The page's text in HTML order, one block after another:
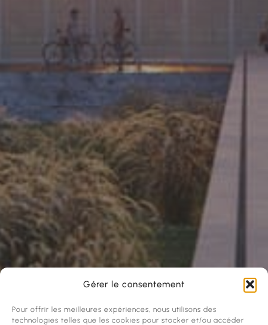
Gérer le consentement
Pour offrir les meilleures expériences, nous utilisons des
technologies telles que les cookies pour stocker et/ou accéder